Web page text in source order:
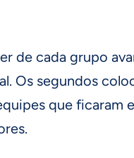
de cada grupo
Os segundos
que ficaram